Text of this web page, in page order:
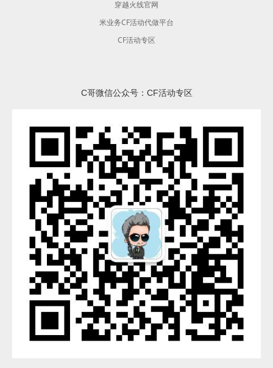
穿越火线官网
米业务CF活动代做平台
CF活动专区
C哥微信公众号：CF活动专区